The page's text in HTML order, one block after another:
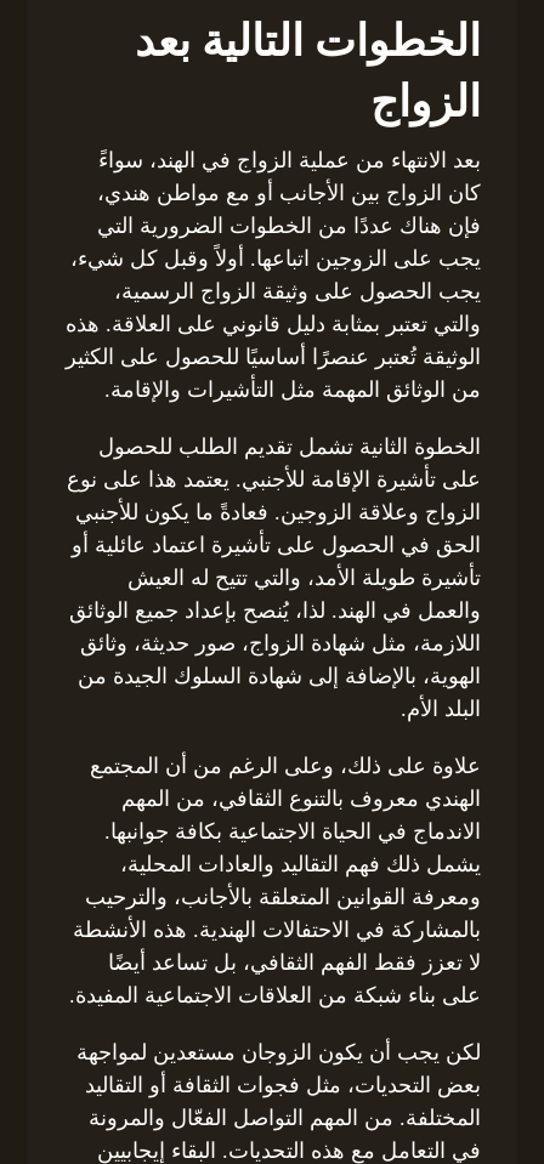
الخطوات التالية بعد
الزواج
بعد الانتهاء من عملية الزواج في الهند، سواءً
كان الزواج بين الأجانب أو مع مواطن هندي،
فإن هناك عددًا من الخطوات الضرورية التي
يجب على الزوجين اتباعها. أولاً وقبل كل شيء،
يجب الحصول على وثيقة الزواج الرسمية،
والتي تعتبر بمثابة دليل قانوني على العلاقة. هذه
الوثيقة تُعتبر عنصرًا أساسيًا للحصول على الكثير
من الوثائق المهمة مثل التأشيرات والإقامة.
الخطوة الثانية تشمل تقديم الطلب للحصول
على تأشيرة الإقامة للأجنبي. يعتمد هذا على نوع
الزواج وعلاقة الزوجين. فعادةً ما يكون للأجنبي
الحق في الحصول على تأشيرة اعتماد عائلية أو
تأشيرة طويلة الأمد، والتي تتيح له العيش
والعمل في الهند. لذا، يُنصح بإعداد جميع الوثائق
اللازمة، مثل شهادة الزواج، صور حديثة، وثائق
الهوية، بالإضافة إلى شهادة السلوك الجيدة من
البلد الأم.
علاوة على ذلك، وعلى الرغم من أن المجتمع
الهندي معروف بالتنوع الثقافي، من المهم
الاندماج في الحياة الاجتماعية بكافة جوانبها.
يشمل ذلك فهم التقاليد والعادات المحلية،
ومعرفة القوانين المتعلقة بالأجانب، والترحيب
بالمشاركة في الاحتفالات الهندية. هذه الأنشطة
لا تعزز فقط الفهم الثقافي، بل تساعد أيضًا
على بناء شبكة من العلاقات الاجتماعية المفيدة.
لكن يجب أن يكون الزوجان مستعدين لمواجهة
بعض التحديات، مثل فجوات الثقافة أو التقاليد
المختلفة. من المهم التواصل الفعّال والمرونة
في التعامل مع هذه التحديات. البقاء إيجابيين